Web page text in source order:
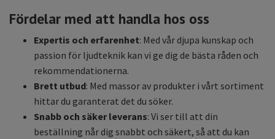
Fördelar med att handla hos oss
Expertis och erfarenhet: Med vår djupa kunskap och
passion för ljudteknik kan vi ge dig de bästa råden och
rekommendationerna.
Brett utbud: Med massor av produkter i vårt sortiment
hittar du garanterat det du söker.
Snabb och säker leverans: Vi ser till att din
beställning når dig snabbt och säkert, så att du kan